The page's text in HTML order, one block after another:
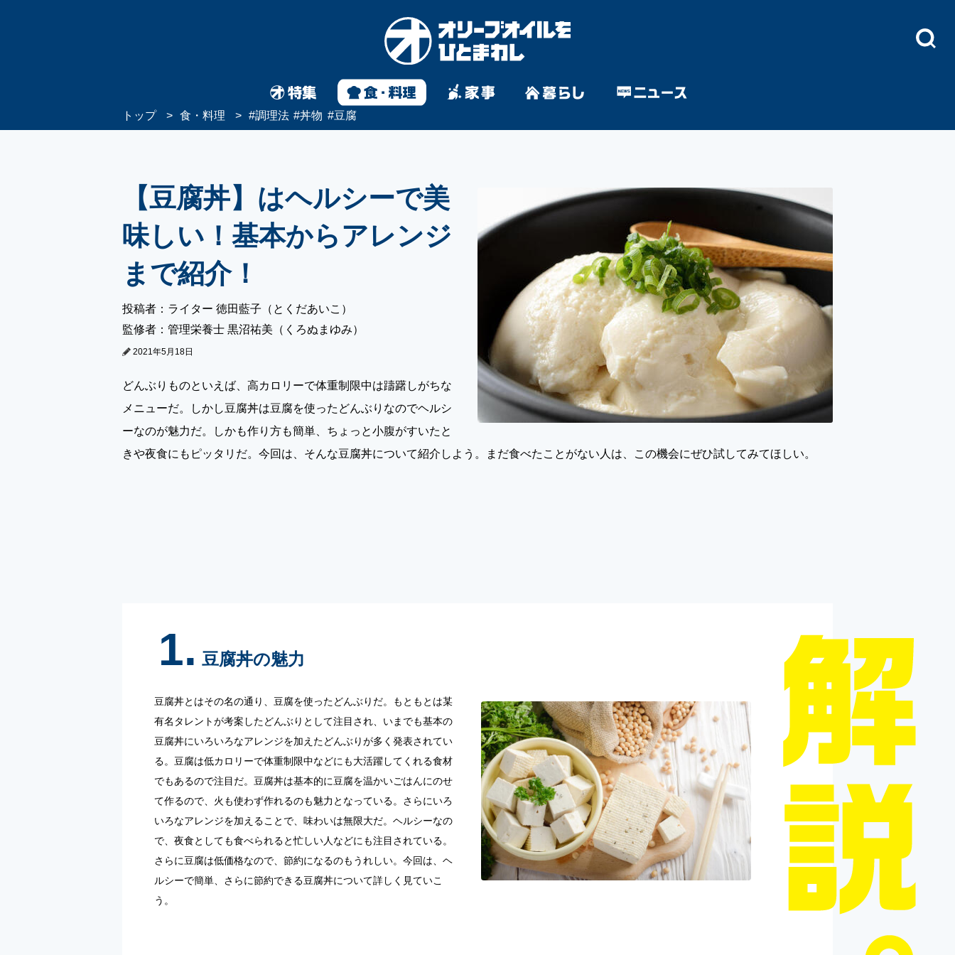
トップ 食・料理 #調理法 #丼物 #豆腐
【豆腐丼】はヘルシーで美
味しい！基本からアレンジ
まで紹介！
投稿者：ライター 徳田藍子（とくだあいこ）
監修者：管理栄養士 黒沼祐美（くろぬまゆみ）
2021年5月18日
どんぶりものといえば、高カロリーで体重制限中は躊躇しがちな
メニューだ。しかし豆腐丼は豆腐を使ったどんぶりなのでヘルシ
ーなのが魅力だ。しかも作り方も簡単、ちょっと小腹がすいたと
きや夜食にもピッタリだ。今回は、そんな豆腐丼について紹介しよう。まだ食べたことがない人は、この機会にぜひ試してみてほしい。
1. 豆腐丼の魅力
豆腐丼とはその名の通り、豆腐を使ったどんぶりだ。もともとは某
有名タレントが考案したどんぶりとして注目され、いまでも基本の
豆腐丼にいろいろなアレンジを加えたどんぶりが多く発表されてい
る。豆腐は低カロリーで体重制限中などにも大活躍してくれる食材
でもあるので注目だ。豆腐丼は基本的に豆腐を温かいごはんにのせ
て作るので、火も使わず作れるのも魅力となっている。さらにいろ
いろなアレンジを加えることで、味わいは無限大だ。ヘルシーなの
で、夜食としても食べられると忙しい人などにも注目されている。
さらに豆腐は低価格なので、節約になるのもうれしい。今回は、ヘ
ルシーで簡単、さらに節約できる豆腐丼について詳しく見ていこ
う。